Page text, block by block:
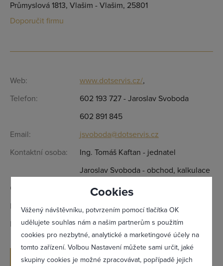
Cookies
Vážený návštěvníku, potvrzením pomocí tlačítka OK
udělujete souhlas nám a našim partnerům s použitím
cookies pro nezbytné, analytické a marketingové účely na
tomto zařízení. Volbou Nastavení můžete sami určit, jaké
skupiny cookies je možné zpracovávat, popřípadě jejich
Průmyslová 1813, Vlašim - Vlašim, 25801
Doporučit firmu
Web: www.dotservis.cz/,
Telefon:
602 193 727 - Jaroslav Svoboda
602 891 845
Email:
jsvoboda@dotservis.cz
Kontaktní osoba:
Ing. Tomáš Kaftan - jednatel
Jaroslav Svoboda - obchod, kalkulace
Otevírací doba:
Dle telefonické domluvy
IČ:
28893492
DIČ:
CZ28893492
ODESLAT POPTÁVKU
Přihlásit se
Zapomněl(a) jsem heslo